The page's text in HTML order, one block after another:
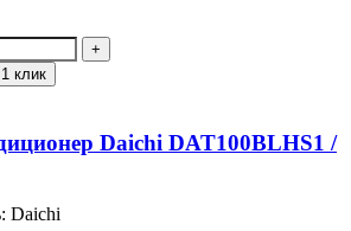
клик
Daichi DAT100BLHS1 /
Daichi